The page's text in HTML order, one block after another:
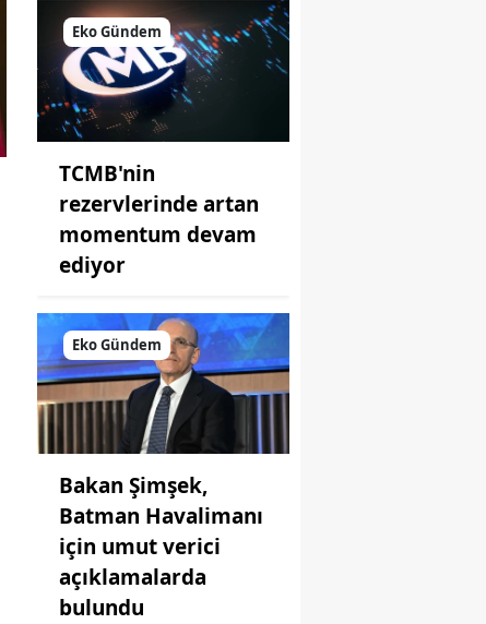
Eko Gündem
TCMB'nin
rezervlerinde artan
momentum devam
ediyor
Eko Gündem
Bakan Şimşek,
Batman Havalimanı
için umut verici
açıklamalarda
bulundu